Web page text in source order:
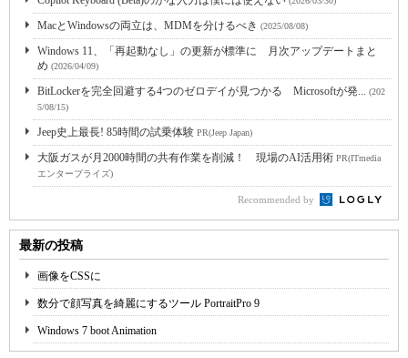
MacとWindowsの両立は、MDMを分けるべき (2025/08/08)
Windows 11、「再起動なし」の更新が標準に 月次アップデートまと
め (2026/04/09)
BitLockerを完全回避する4つのゼロデイが見つかる Microsoftが発... (202
5/08/15)
Jeep史上最長! 85時間の試乗体験 PR(Jeep Japan)
大阪ガスが月2000時間の共有作業を削減！ 現場のAI活用術 PR(ITmedia
エンタープライズ)
Recommended by
最新の投稿
画像をCSSに
数分で顔写真を綺麗にするツール PortraitPro 9
Windows 7 boot Animation